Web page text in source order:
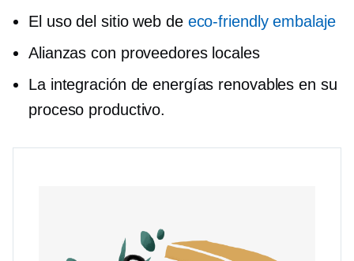
El uso del sitio web de eco-friendlyembalaje
Alianzas con proveedores locales
La integración de energías renovables en su
proceso productivo.